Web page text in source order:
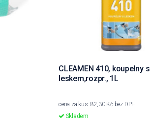
CLEAMEN 410, koupelny s
leskem,rozpr., 1L
cena za kus: 82,30 Kč bez DPH
Skladem